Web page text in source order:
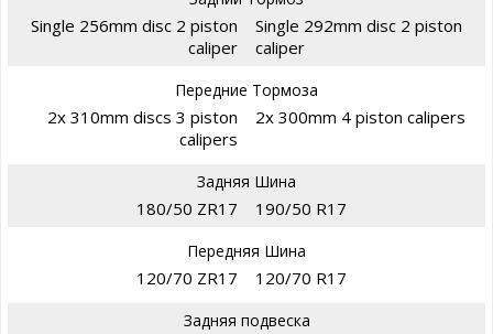
Single 256mm disc 2 piston
caliper
Single 292mm disc 2 piston
caliper
Передние Тормоза
2x 310mm discs 3 piston
calipers
2x 300mm 4 piston calipers
Задняя Шина
180/50 ZR17 190/50 R17
Передняя Шина
120/70 ZR17 120/70 R17
Задняя подвеска